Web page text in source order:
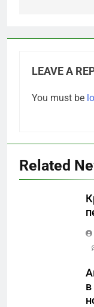
LEAVE A
You must be
Related